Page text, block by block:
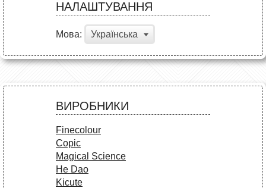
НАЛАШТУВАННЯ
Мова: Українська
ВИРОБНИКИ
Finecolour
Copic
Magical Science
He Dao
Kicute